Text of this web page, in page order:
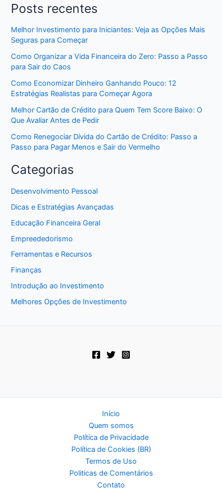
Posts recentes
Melhor Investimento para Iniciantes: Veja as Opções Mais
Seguras para Começar
Como Organizar a Vida Financeira do Zero: Passo a Passo
para Sair do Caos
Como Economizar Dinheiro Ganhando Pouco: 12
Estratégias Realistas para Começar Agora
Melhor Cartão de Crédito para Quem Tem Score Baixo: O
Que Avaliar Antes de Pedir
Como Renegociar Dívida do Cartão de Crédito: Passo a
Passo para Pagar Menos e Sair do Vermelho
Categorias
Desenvolvimento Pessoal
Dicas e Estratégias Avançadas
Educação Financeira Geral
Empreededorismo
Ferramentas e Recursos
Finanças
Introdução ao Investimento
Melhores Opções de Investimento
Início
Quem somos
Política de Privacidade
Política de Cookies (BR)
Termos de Uso
Politicas de Comentários
Contato